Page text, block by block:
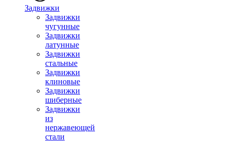
Задвижки
Задвижки
чугунные
Задвижки
латунные
Задвижки
стальные
Задвижки
клиновые
Задвижки
шиберные
Задвижки
из
нержавеющей
стали